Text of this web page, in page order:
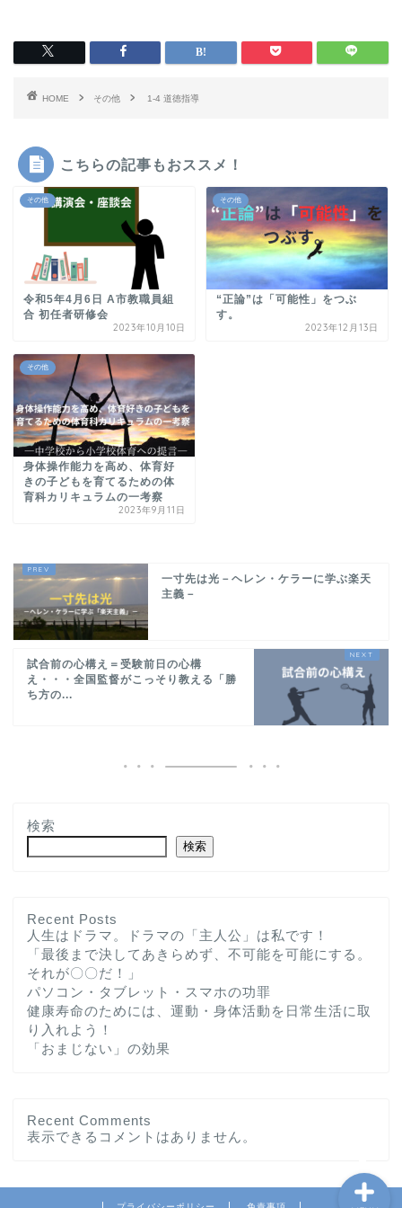
HOME その他 1-4 道徳指導
こちらの記事もおススメ！
その他
令和5年4月6日 A市教職員組
合 初任者研修会
2023年10月10日
その他
“正論”は「可能性」をつぶ
す。
2023年12月13日
その他
身体操作能力を高め、体育好
きの子どもを育てるための体
育科カリキュラムの一考察
2023年9月11日
一寸先は光－ヘレン・ケラーに学ぶ楽天
主義－
試合前の心構え＝受験前日の心構
え・・・全国監督がこっそり教える「勝
ち方の...
検索
検索
Recent Posts
人生はドラマ。ドラマの「主人公」は私です！
「最後まで決してあきらめず、不可能を可能にする。
それが〇〇だ！」
パソコン・タブレット・スマホの功罪
健康寿命のためには、運動・身体活動を日常生活に取
り入れよう！
「おまじない」の効果
Recent Comments
表示できるコメントはありません。
ホーム
プロフィール